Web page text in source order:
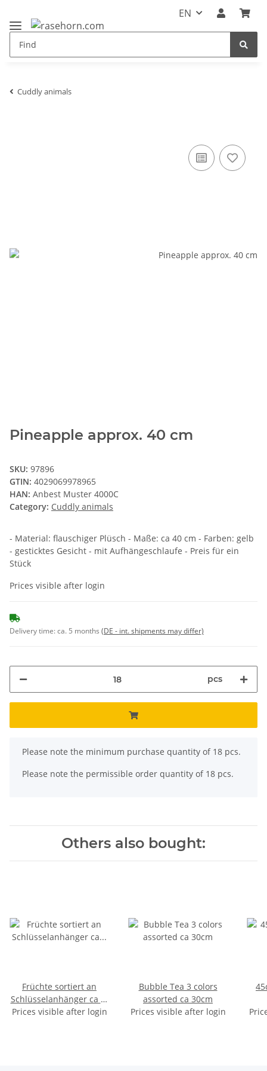
EN
Cuddly animals
Pineapple approx. 40 cm
SKU: 97896
GTIN: 4029069978965
HAN: Anbest Muster 4000C
Category: Cuddly animals
- Material: flauschiger Plüsch - Maße: ca 40 cm - Farben: gelb
- gesticktes Gesicht - mit Aufhängeschlaufe - Preis für ein
Stück
Prices visible after login
Delivery time:ca. 5 months (DE - int. shipments may differ)
pcs
x
Please note the minimum purchase quantity of 18 pcs.
Please note the permissible order quantity of 18 pcs.
Others also bought:
Früchte sortiert an
Schlüsselanhänger ca 3-
6cm
Prices visible after login
Bubble Tea 3 colors
assorted ca 30cm
Prices visible after login